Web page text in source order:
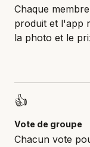
Chaque
produit et l'app
la photo et le
👍
Vote de groupe
Chacun vote